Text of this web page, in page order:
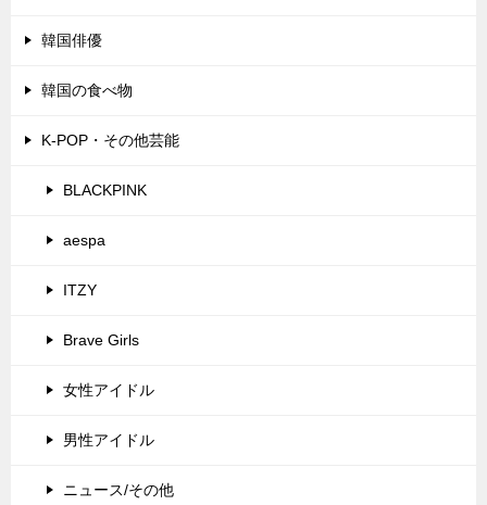
韓国俳優
韓国の食べ物
K-POP・その他芸能
BLACKPINK
aespa
ITZY
Brave Girls
女性アイドル
男性アイドル
ニュース/その他